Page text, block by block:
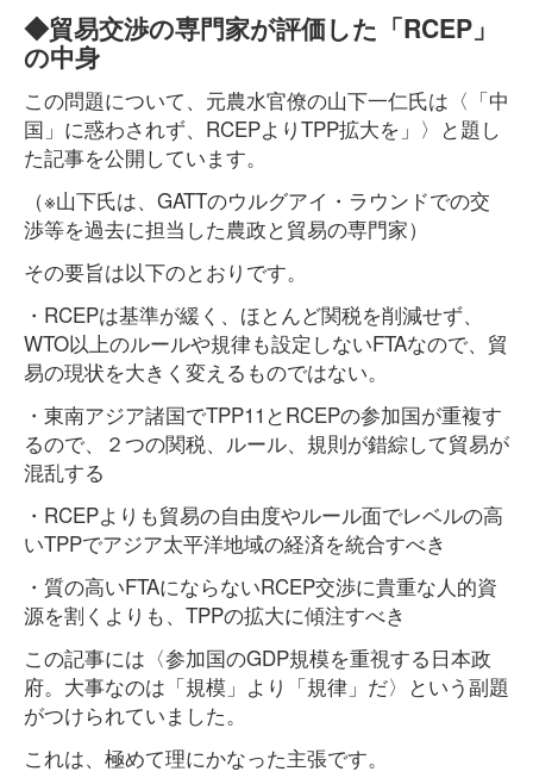
◆貿易交渉の専門家が評価した「RCEP」
の中身
この問題について、元農水官僚の山下一仁氏は〈「中
国」に惑わされず、RCEPよりTPP拡大を」〉と題し
た記事を公開しています。
（※山下氏は、GATTのウルグアイ・ラウンドでの交
渉等を過去に担当した農政と貿易の専門家）
その要旨は以下のとおりです。
・RCEPは基準が緩く、ほとんど関税を削減せず、
WTO以上のルールや規律も設定しないFTAなので、貿
易の現状を大きく変えるものではない。
・東南アジア諸国でTPP11とRCEPの参加国が重複す
るので、２つの関税、ルール、規則が錯綜して貿易が
混乱する
・RCEPよりも貿易の自由度やルール面でレベルの高
いTPPでアジア太平洋地域の経済を統合すべき
・質の高いFTAにならないRCEP交渉に貴重な人的資
源を割くよりも、TPPの拡大に傾注すべき
この記事には〈参加国のGDP規模を重視する日本政
府。大事なのは「規模」より「規律」だ〉という副題
がつけられていました。
これは、極めて理にかなった主張です。